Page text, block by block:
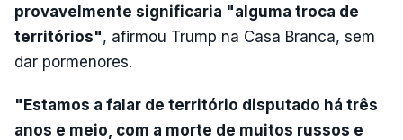
provavelmente significaria "alguma troca de
territórios", afirmou Trump na Casa Branca, sem
dar pormenores.
"Estamos a falar de território disputado há três
anos e meio, com a morte de muitos russos e